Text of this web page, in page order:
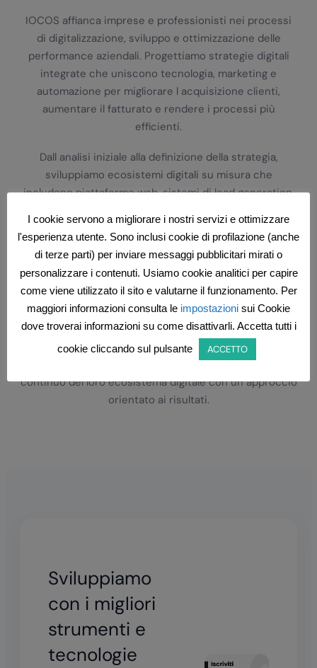
IOCOS affianca imprese e professionisti nei processi
di digitalizzazione, sviluppo e ottimizzazione delle
performance aziendali. Progettiamo strategie digitali
integrate che uniscono tecnologia, marketing e
automazione per migliorare l acquisizione clienti,
aumentare il fatturato e rendere i processi più
efficienti.
Dall analisi iniziale alla definizione della strategia,
sviluppiamo ecosistemi digitali su misura che
includono piattaforme web, sistemi di lead generation,
ottimizzazione delle performance. Ogni intervento è
progettato per trasformare il digitale in un asset
strategico e misurabile.
Supportiamo le aziende nella creazione di nuovi modelli
di business, nella valorizzazione della presenza online e
nell implementazione di soluzioni orientate alla
crescita. Operiamo come partner tecnologico e
strategico, accompagnando i clienti nello sviluppo
continuo del loro ecosistema digitale con un approccio
orientato ai risultati.
Sviluppiamo
con i migliori
strumenti e
tecnologie
I cookie servono a migliorare i nostri servizi e ottimizzare
l'esperienza utente. Sono inclusi cookie di profilazione (anche
di terze parti) per inviare messaggi pubblicitari mirati o
personalizzare i contenuti. Usiamo cookie analitici per capire
come viene utilizzato il sito e valutarne il funzionamento. Per
maggiori informazioni consulta le impostazioni sui Cookie
dove troverai informazioni su come disattivarli. Accetta tutti i
cookie cliccando sul pulsante
ACCETTO